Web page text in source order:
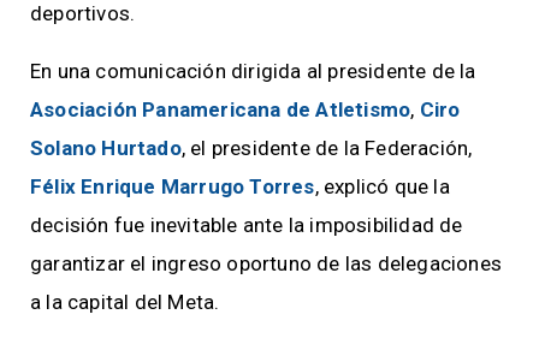
deportivos.
En una comunicación dirigida al presidente de la
Asociación Panamericana de Atletismo, Ciro
Solano Hurtado, el presidente de la Federación,
Félix Enrique Marrugo Torres, explicó que la
decisión fue inevitable ante la imposibilidad de
garantizar el ingreso oportuno de las delegaciones
a la capital del Meta.